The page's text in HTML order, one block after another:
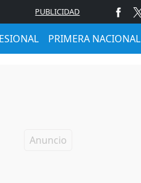
PUBLICIDAD
PRIMERA NACIONAL